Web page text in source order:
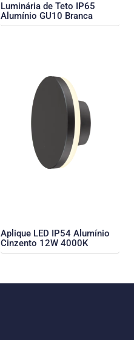
Luminária de Teto IP65
Alumínio GU10 Branca
Aplique LED IP54 Alumínio
Cinzento 12W 4000K